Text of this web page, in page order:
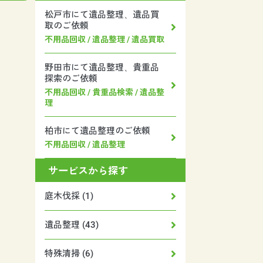
松戸市にて遺品整理、遺品買
取のご依頼
不用品回収 / 遺品整理 / 遺品買取
野田市にて遺品整理、貴重品
探索のご依頼
不用品回収 / 貴重品検索 / 遺品整
理
柏市にて遺品整理のご依頼
不用品回収 / 遺品整理
サービスから探す
庭木伐採 (1)
遺品整理 (43)
特殊清掃 (6)